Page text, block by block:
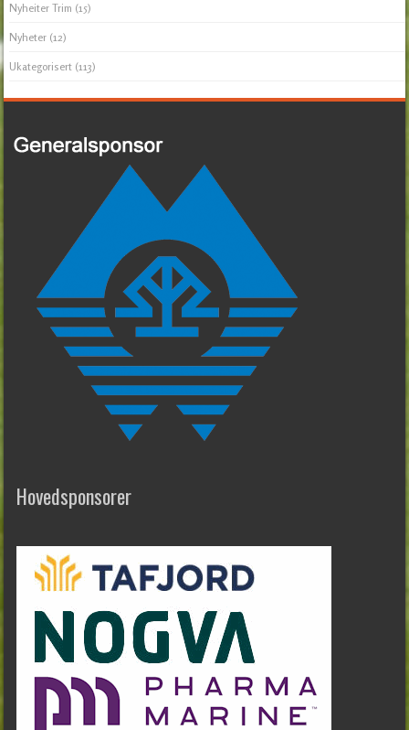
Nyheiter Trim (15)
Nyheter (12)
Ukategorisert (113)
Hovedsponsorer